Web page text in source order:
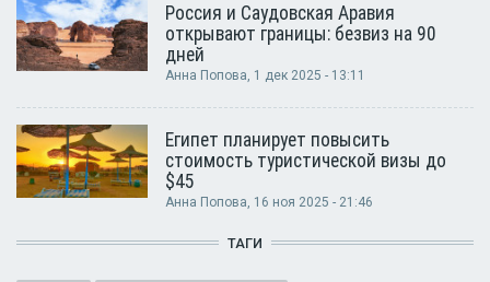
Россия и Саудовская Аравия
открывают границы: безвиз на 90
дней
Анна Попова, 1 дек 2025 - 13:11
Египет планирует повысить
стоимость туристической визы до
$45
Анна Попова, 16 ноя 2025 - 21:46
ТАГИ